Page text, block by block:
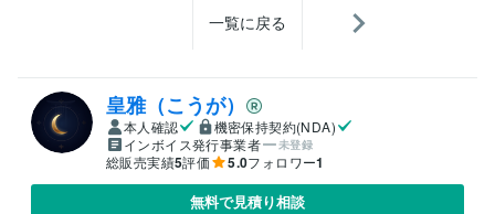
一覧に戻る
皇雅（こうが）
本人確認
機密保持契約(NDA)
インボイス発行事業者
未登録
総販売実績5評価 5.0フォロワー1
無料で見積り相談